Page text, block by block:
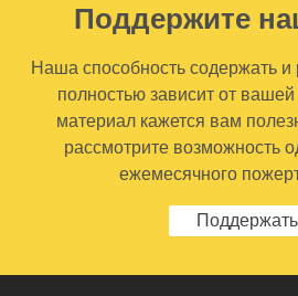
Поддержите
Наша способность содержать и
полностью зависит от
материал кажется вам
рассмотрите возможность
ежемесячного
Поддержать